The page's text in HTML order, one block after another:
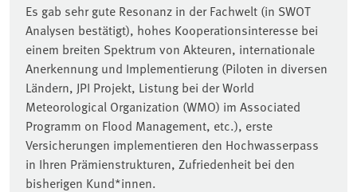
Es gab sehr gute Resonanz in der Fachwelt (in SWOT
Analysen bestätigt), hohes Kooperationsinteresse bei
einem breiten Spektrum von Akteuren, internationale
Anerkennung und Implementierung (Piloten in diversen
Ländern, JPI Projekt, Listung bei der World
Meteorological Organization (WMO) im Associated
Programm on Flood Management, etc.), erste
Versicherungen implementieren den Hochwasserpass
in Ihren Prämienstrukturen, Zufriedenheit bei den
bisherigen Kund*innen.